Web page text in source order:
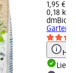
1,95 €
0,18 kg
dmBio